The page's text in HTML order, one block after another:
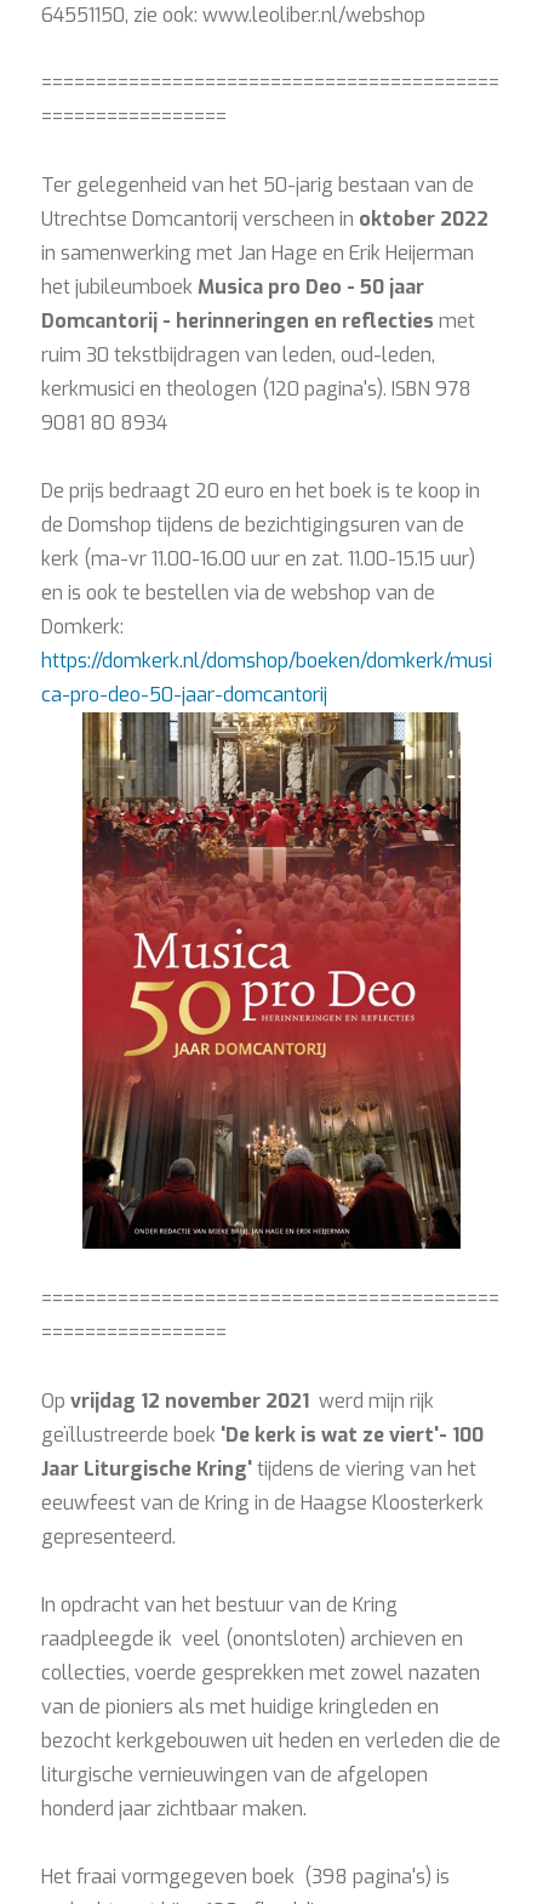
64551150, zie ook: www.leoliber.nl/webshop
==========================================
=================
Ter gelegenheid van het 50-jarig bestaan van de
Utrechtse Domcantorij verscheen in oktober 2022
in samenwerking met Jan Hage en Erik Heijerman
het jubileumboekMusica pro Deo - 50 jaar
Domcantorij - herinneringen en reflecties met
ruim 30 tekstbijdragen van leden, oud-leden,
kerkmusici en theologen (120 pagina's). ISBN 978
9081 80 8934
De prijs bedraagt 20 euro en het boek is te koop in
de Domshop tijdens de bezichtigingsuren van de
kerk (ma-vr 11.00-16.00 uur en zat. 11.00-15.15 uur)
en is ook te bestellen via de webshop van de
Domkerk:
https://domkerk.nl/domshop/boeken/domkerk/musi
ca-pro-deo-50-jaar-domcantorij
==========================================
=================
Opvrijdag 12 november 2021 werd mijn rijk
geïllustreerde boek 'De kerk is wat ze viert'- 100
Jaar Liturgische Kring'tijdens de viering van het
eeuwfeest van de Kring in de Haagse Kloosterkerk
gepresenteerd.
In opdracht van het bestuur van de Kring
raadpleegde ik veel (onontsloten) archieven en
collecties, voerde gesprekken met zowel nazaten
van de pioniers als met huidige kringleden en
bezocht kerkgebouwen uit heden en verleden die de
liturgische vernieuwingen van de afgelopen
honderd jaar zichtbaar maken.
Het fraai vormgegeven boek (398 pagina's) is